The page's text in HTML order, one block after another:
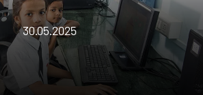
30.05.2025